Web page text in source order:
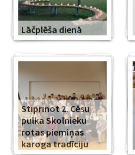
Lāčplēša dienā
Stiprinot 2. Cēsu
pulka Skolnieku
rotas piemiņas
karoga tradīciju